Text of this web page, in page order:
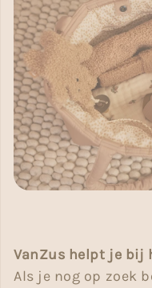
VanZus helpt je bij
Als je nog op zoek